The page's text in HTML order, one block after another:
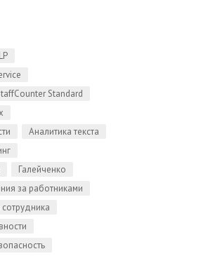
Standard
Аналитика текста
Галейченко
за работниками